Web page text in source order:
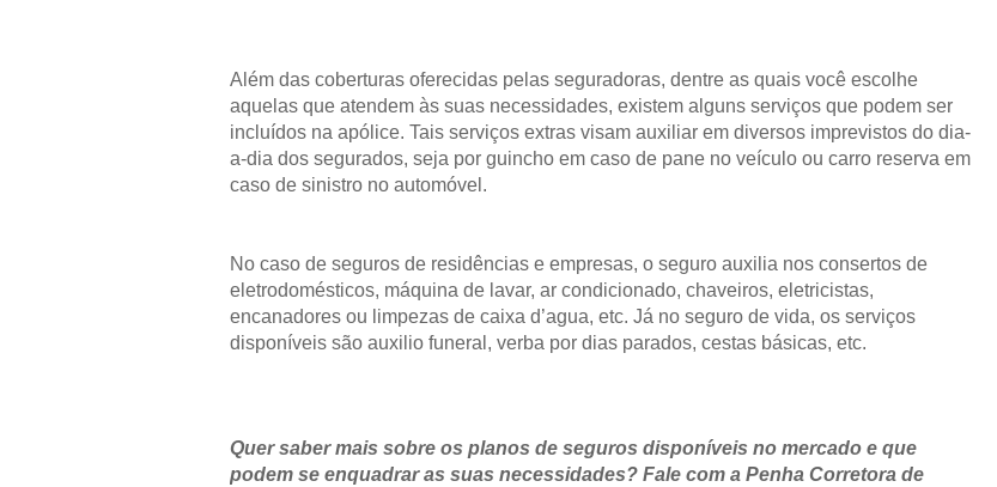
Além das coberturas oferecidas pelas seguradoras, dentre as quais você escolhe
aquelas que atendem às suas necessidades, existem alguns serviços que podem ser
incluídos na apólice. Tais serviços extras visam auxiliar em diversos imprevistos do dia-
a-dia dos segurados, seja por guincho em caso de pane no veículo ou carro reserva em
caso de sinistro no automóvel.
No caso de seguros de residências e empresas, o seguro auxilia nos consertos de
eletrodomésticos, máquina de lavar, ar condicionado, chaveiros, eletricistas,
encanadores ou limpezas de caixa d’agua, etc. Já no seguro de vida, os serviços
disponíveis são auxilio funeral, verba por dias parados, cestas básicas, etc.
Quer saber mais sobre os planos de seguros disponíveis no mercado e que
podem se enquadrar as suas necessidades? Fale com a Penha Corretora de